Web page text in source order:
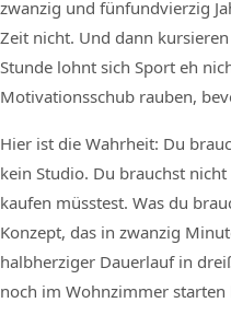
zwanzig und fünfundvierzig
Zeit nicht. Und dann
Stunde lohnt sich Sport eh
Motivationsschub rauben,
Hier ist die Wahrheit: Du
kein Studio. Du brauchst
kaufen müsstest. Was du
Konzept, das in zwanzig
halbherziger Dauerlauf in
noch im Wohnzimmer starten